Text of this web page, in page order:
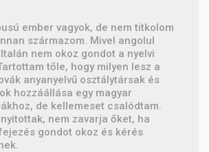
ember vagyok, de nem titkolom
származom. Mivel angolul
nem okoz gondot a nyelvi
tőle, hogy milyen lesz a
anyanyelvű osztálytársak és
hozzáállása egy magyar
de kellemeset csalódtam.
nem zavarja őket, ha
gondot okoz és kérés